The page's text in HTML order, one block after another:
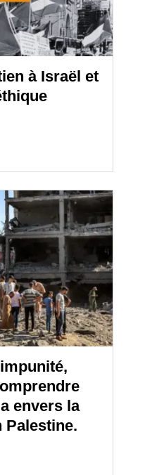
à Israël et
envers la
Palestine.